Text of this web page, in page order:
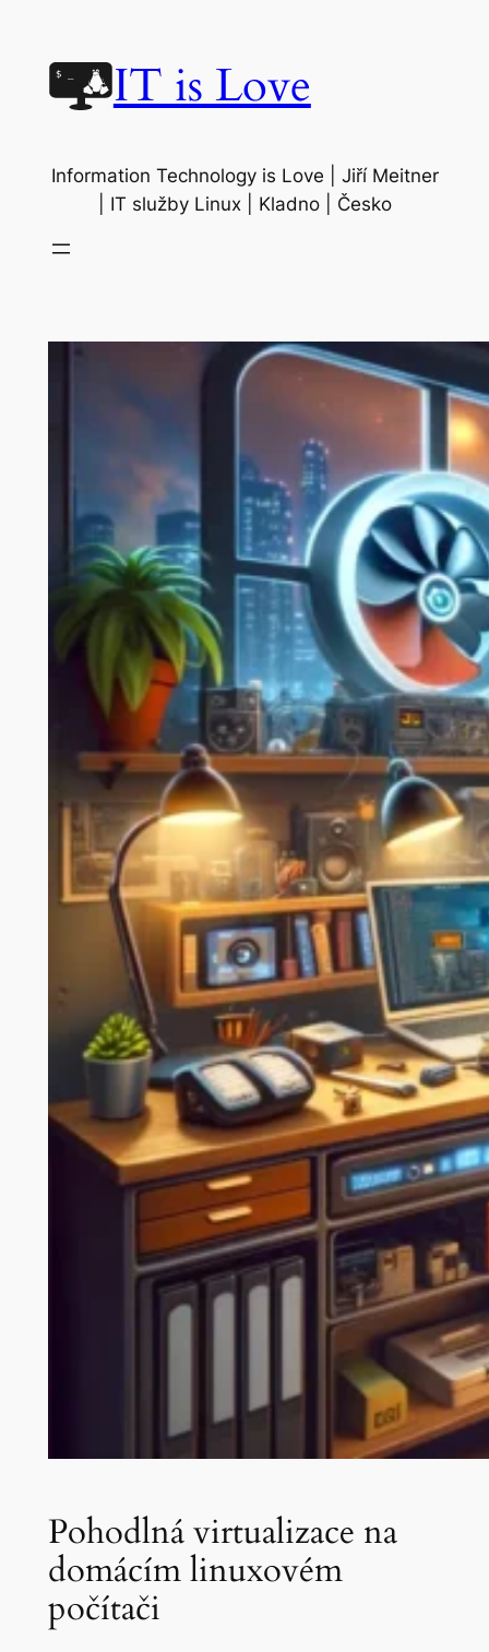
obsah
IT is Love
Information Technology is Love | Jiří Meitner
| IT služby Linux | Kladno | Česko
Pohodlná virtualizace na
domácím linuxovém
počítači